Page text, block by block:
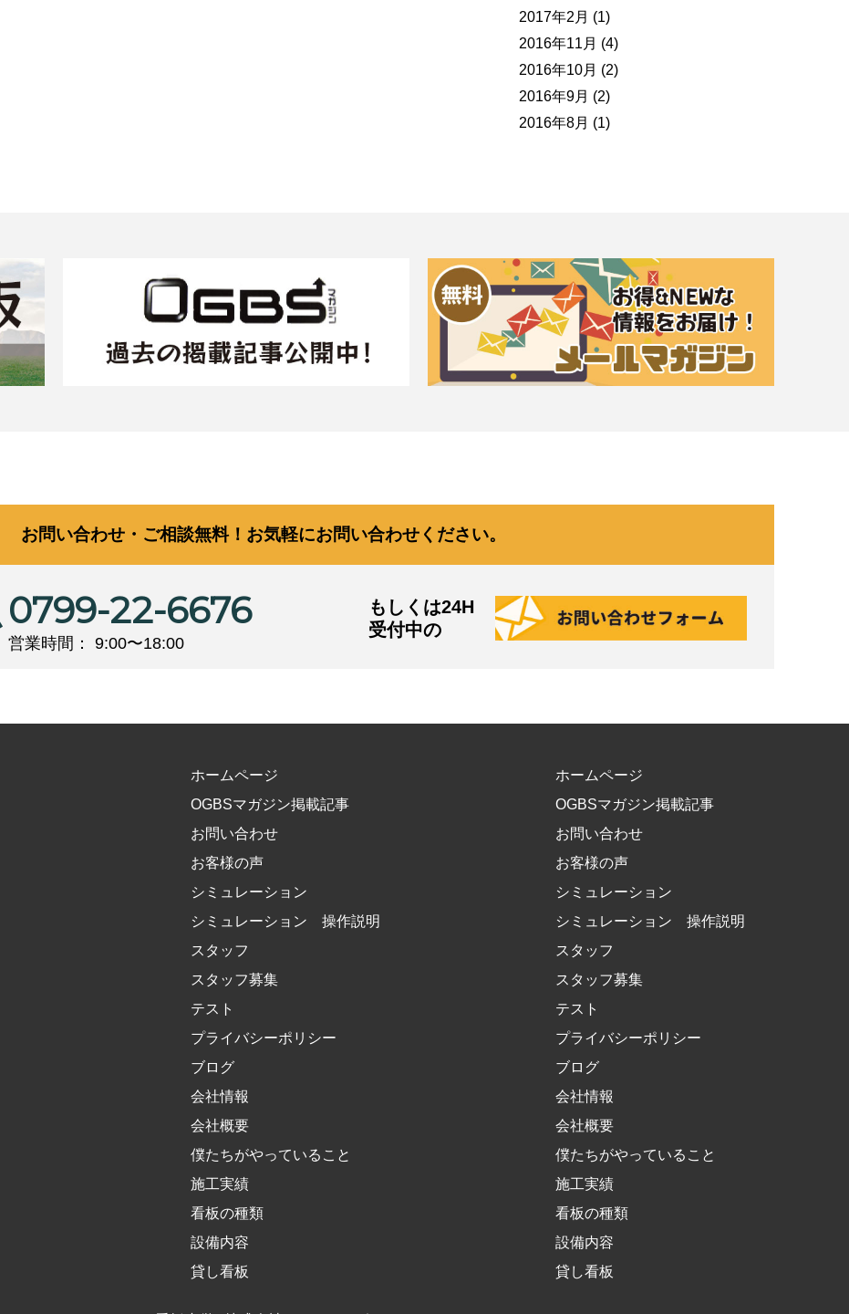
2017年2月 (1)
2016年11月 (4)
2016年10月 (2)
2016年9月 (2)
2016年8月 (1)
お問い合わせ・ご相談無料！お気軽にお問い合わせください。
0799-22-6676
営業時間： 9:00〜18:00
もしくは24H
受付中の
ホームページ
OGBSマガジン掲載記事
お問い合わせ
お客様の声
シミュレーション
シミュレーション 操作説明
スタッフ
スタッフ募集
テスト
プライバシーポリシー
ブログ
会社情報
会社概要
僕たちがやっていること
施工実績
看板の種類
設備内容
貸し看板
ホームページ
OGBSマガジン掲載記事
お問い合わせ
お客様の声
シミュレーション
シミュレーション 操作説明
スタッフ
スタッフ募集
テスト
プライバシーポリシー
ブログ
会社情報
会社概要
僕たちがやっていること
施工実績
看板の種類
設備内容
貸し看板